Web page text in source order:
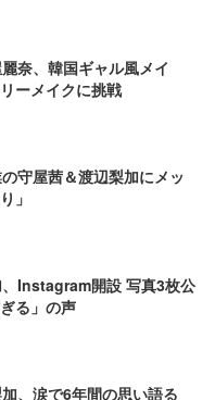
奈、韓国ギャル風メイ
ーメイクに挑戦
守屋茜＆渡辺梨加にメッ
」
Instagram開設 写真3枚公
る」の声
、涙で6年間の思い語る